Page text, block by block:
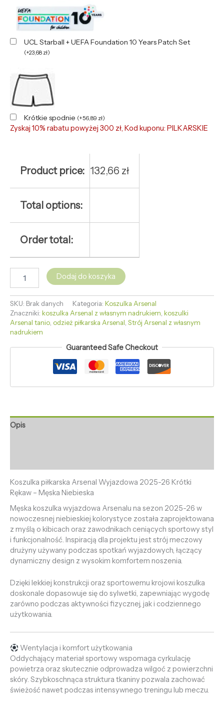
UCL Starball + UEFA Foundation 10 Years Patch Set
(+23,68 zł)
Krótkie spodnie (+56,89 zł)
Zyskaj 10% rabatu powyżej 300 zł, Kod kuponu: PILKARSKIE
Product price: 132,66 zł
Total options:
Order total:
Dodaj do koszyka
SKU: Brak danych Kategoria: Koszulka Arsenal
Znaczniki: koszulka Arsenal z własnym nadrukiem, koszulki
Arsenal tanio, odzież piłkarska Arsenal, Strój Arsenal z własnym
nadrukiem
Guaranteed Safe Checkout
Opis
Koszulka piłkarska Arsenal Wyjazdowa 2025-26 Krótki
Rękaw – Męska Niebieska
Męska koszulka wyjazdowa Arsenalu na sezon 2025-26 w
nowoczesnej niebieskiej kolorystyce została zaprojektowana
z myślą o kibicach oraz zawodnikach ceniących sportowy styl
i funkcjonalność. Inspiracją dla projektu jest strój meczowy
drużyny używany podczas spotkań wyjazdowych, łączący
dynamiczny design z wysokim komfortem noszenia.
Dzięki lekkiej konstrukcji oraz sportowemu krojowi koszulka
doskonale dopasowuje się do sylwetki, zapewniając wygodę
zarówno podczas aktywności fizycznej, jak i codziennego
użytkowania.
Wentylacja i komfort użytkowania
Oddychający materiał sportowy wspomaga cyrkulację
powietrza oraz skutecznie odprowadza wilgoć z powierzchni
skóry. Szybkoschnąca struktura tkaniny pozwala zachować
świeżość nawet podczas intensywnego treningu lub meczu.